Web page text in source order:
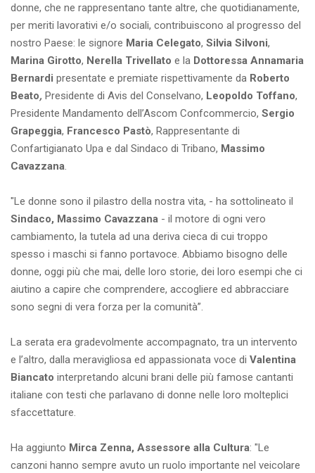
donne, che ne rappresentano tante altre, che quotidianamente,
per meriti lavorativi e/o sociali, contribuiscono al progresso del
nostro Paese: le signore Maria Celegato, Silvia Silvoni,
Marina Girotto, Nerella Trivellato e la Dottoressa Annamaria
Bernardi presentate e premiate rispettivamente da Roberto
Beato, Presidente di Avis del Conselvano, Leopoldo Toffano,
Presidente Mandamento dell’Ascom Confcommercio, Sergio
Grapeggia, Francesco Pastò, Rappresentante di
Confartigianato Upa e dal Sindaco di Tribano, Massimo
Cavazzana.
"Le donne sono il pilastro della nostra vita, - ha sottolineato il
Sindaco, Massimo Cavazzana - il motore di ogni vero
cambiamento, la tutela ad una deriva cieca di cui troppo
spesso i maschi si fanno portavoce. Abbiamo bisogno delle
donne, oggi più che mai, delle loro storie, dei loro esempi che ci
aiutino a capire che comprendere, accogliere ed abbracciare
sono segni di vera forza per la comunità”.
La serata era gradevolmente accompagnato, tra un intervento
e l’altro, dalla meravigliosa ed appassionata voce di Valentina
Biancato interpretando alcuni brani delle più famose cantanti
italiane con testi che parlavano di donne nelle loro molteplici
sfaccettature.
Ha aggiunto Mirca Zenna, Assessore alla Cultura: "Le
canzoni hanno sempre avuto un ruolo importante nel veicolare